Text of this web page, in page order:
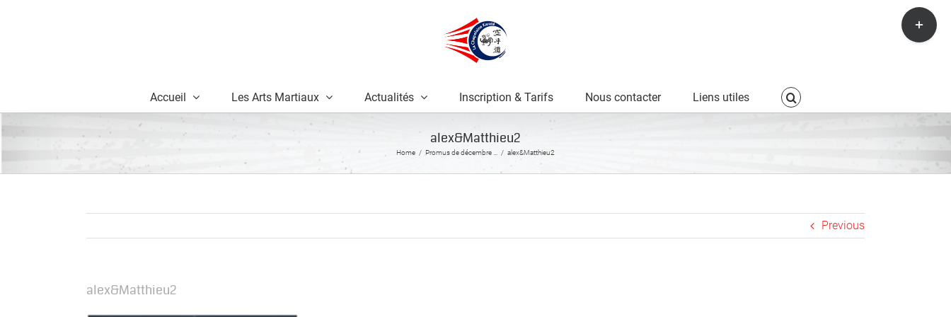
Accueil Les Arts Martiaux Actualités Inscription & Tarifs Nous contacter Liens utiles
alex&Matthieu2
Home Promus de décembre … alex&Matthieu2
Previous
alex&Matthieu2
Toggle
Sliding